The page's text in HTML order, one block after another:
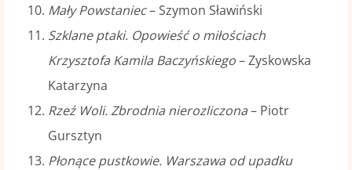
Mały Powstaniec– Szymon Sławiński
Szklane ptaki. Opowieść o miłościach
Krzysztofa Kamila Baczyńskiego– Zyskowska
Katarzyna
Rzeź Woli. Zbrodnia nierozliczona– Piotr
Gursztyn
Płonące pustkowie. Warszawa od upadku